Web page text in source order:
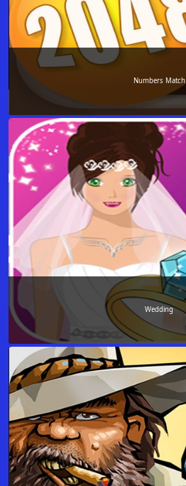
Numbers Match
Wedding